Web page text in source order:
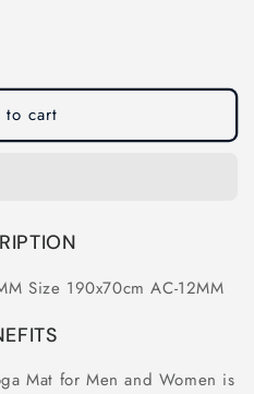
to cart
Size 190x70cm AC-12MM
Mat for Men and Women is